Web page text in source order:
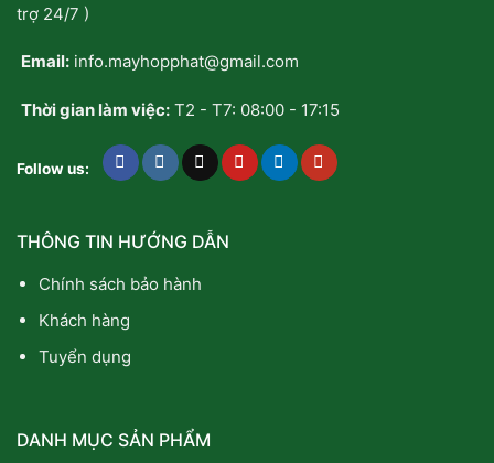
Trên
Balo
trợ 24/7 )
Email: info.mayhopphat@gmail.com
Thời gian làm việc: T2 - T7: 08:00 - 17:15
Follow us:
THÔNG TIN HƯỚNG DẪN
Chính sách bảo hành
Khách hàng
Tuyển dụng
DANH MỤC SẢN PHẨM